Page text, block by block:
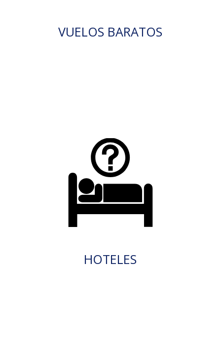
VUELOS BARATOS
HOTELES